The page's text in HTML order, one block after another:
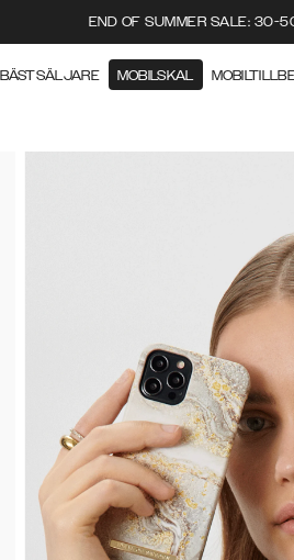
END OF SUMMER SALE: 30-
BÄSTSÄLJARE MOBILSKAL